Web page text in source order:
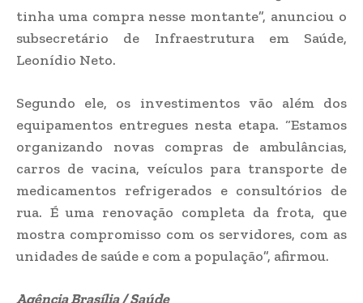
tinha uma compra nesse montante”, anunciou o
subsecretário de Infraestrutura em Saúde,
Leonídio Neto.
Segundo ele, os investimentos vão além dos
equipamentos entregues nesta etapa. “Estamos
organizando novas compras de ambulâncias,
carros de vacina, veículos para transporte de
medicamentos refrigerados e consultórios de
rua. É uma renovação completa da frota, que
mostra compromisso com os servidores, com as
unidades de saúde e com a população”, afirmou.
Agência Brasília / Saúde